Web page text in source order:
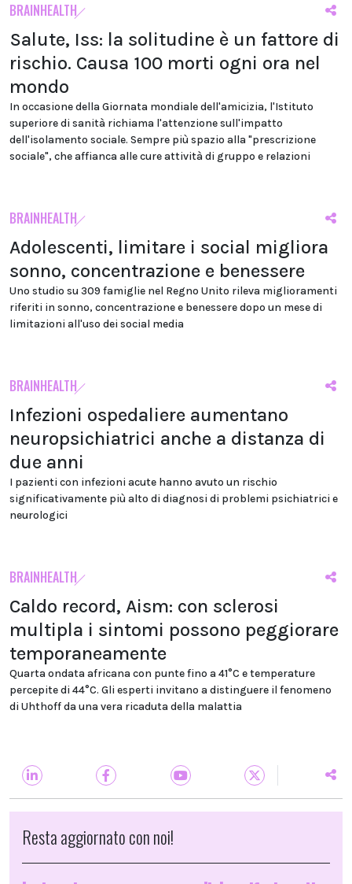
BRAINHEALTH
Salute, Iss: la solitudine è un fattore di
rischio. Causa 100 morti ogni ora nel
mondo
In occasione della Giornata mondiale dell'amicizia, l'Istituto
superiore di sanità richiama l'attenzione sull'impatto
dell'isolamento sociale. Sempre più spazio alla "prescrizione
sociale", che affianca alle cure attività di gruppo e relazioni
BRAINHEALTH
Adolescenti, limitare i social migliora
sonno, concentrazione e benessere
Uno studio su 309 famiglie nel Regno Unito rileva miglioramenti
riferiti in sonno, concentrazione e benessere dopo un mese di
limitazioni all'uso dei social media
BRAINHEALTH
Infezioni ospedaliere aumentano
neuropsichiatrici anche a distanza di
due anni
I pazienti con infezioni acute hanno avuto un rischio
significativamente più alto di diagnosi di problemi psichiatrici e
neurologici
BRAINHEALTH
Caldo record, Aism: con sclerosi
multipla i sintomi possono peggiorare
temporaneamente
Quarta ondata africana con punte fino a 41°C e temperature
percepite di 44°C. Gli esperti invitano a distinguere il fenomeno
di Uhthoff da una vera ricaduta della malattia
Resta aggiornato con noi!